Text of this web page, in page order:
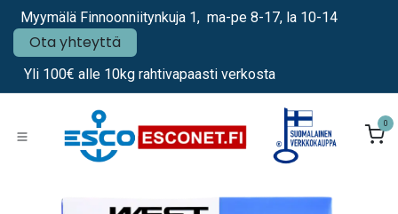
Siirry sisältöön
Myymälä Finnoonniitynkuja 1, ma-pe 8-17, la 10-14
Ota yhteyttä
Yli 100€ alle 10kg rahtivapaasti verkosta
0